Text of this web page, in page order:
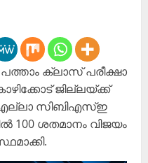
ക്ലാസ് പരീക്ഷാ
ജില്ലയ്ക്ക്
എല്ലാ സിബിഎസ്ഇ
ശതമാനം വിജയം